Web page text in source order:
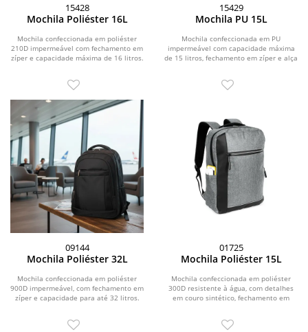
15428
Mochila Poliéster 16L
Mochila confeccionada em poliéster
210D impermeável com fechamento em
zíper e capacidade máxima de 16 litros.
15429
Mochila PU 15L
Mochila confeccionada em PU
impermeável com capacidade máxima
de 15 litros, fechamento em zíper e alça
09144
Mochila Poliéster 32L
Mochila confeccionada em poliéster
900D impermeável, com fechamento em
zíper e capacidade para até 32 litros.
01725
Mochila Poliéster 15L
Mochila confeccionada em poliéster
300D resistente à água, com detalhes
em couro sintético, fechamento em